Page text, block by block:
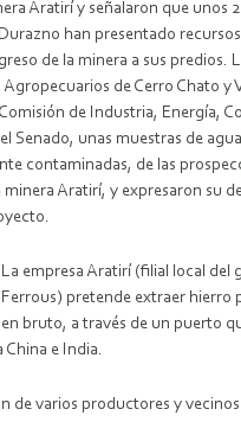
Aratirí y señalaron que unos
han presentado
de la minera a sus predios.
de Cerro Chato y
de Industria, Energía,
Senado, unas muestras de
contaminadas, de las
minera Aratirí, y expresaron su
empresa Aratirí (filial local del
pretende extraer hierro
bruto, a través de un puerto
China e India.
de varios productores y vecinos